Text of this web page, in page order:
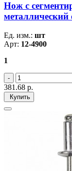
Нож с
Ед. изм.: шт
Арт: 12-4900
1
381.68 р.
Купить